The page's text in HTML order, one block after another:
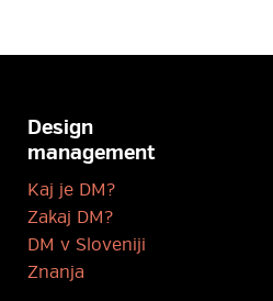
Design
management
Kaj je DM?
Zakaj DM?
DM v Sloveniji
Znanja